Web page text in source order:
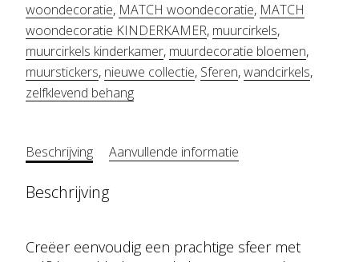
aantal
woondecoratie, MATCH woondecoratie, MATCH
woondecoratie KINDERKAMER, muurcirkels,
muurcirkels kinderkamer, muurdecoratie bloemen,
muurstickers, nieuwe collectie, Sferen,wandcirkels,
zelfklevend behang
Beschrijving Aanvullende informatie
Beschrijving
Creëer eenvoudig een prachtige sfeer met